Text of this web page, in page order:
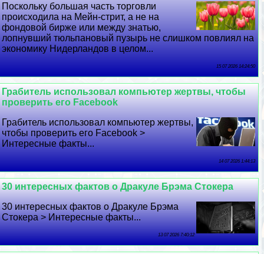
Поскольку большая часть торговли
происходила на Мейн-стрит, а не на
фондовой бирже или между знатью,
лопнувший тюльпановый пузырь не слишком повлиял на
экономику Нидерландов в целом...
15 07 2026 14:24:50
Грабитель использовал компьютер жертвы, чтобы
проверить его Facebook
Грабитель использовал компьютер жертвы,
чтобы проверить его Facebook >
Интересные факты...
14 07 2026 1:44:13
30 интересных фактов о Дpaкуле Брэма Стокера
30 интересных фактов о Дpaкуле Брэма
Стокера > Интересные факты...
13 07 2026 7:40:12